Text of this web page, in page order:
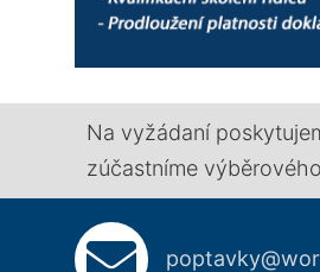
Na vyžádaní
zúčastníme